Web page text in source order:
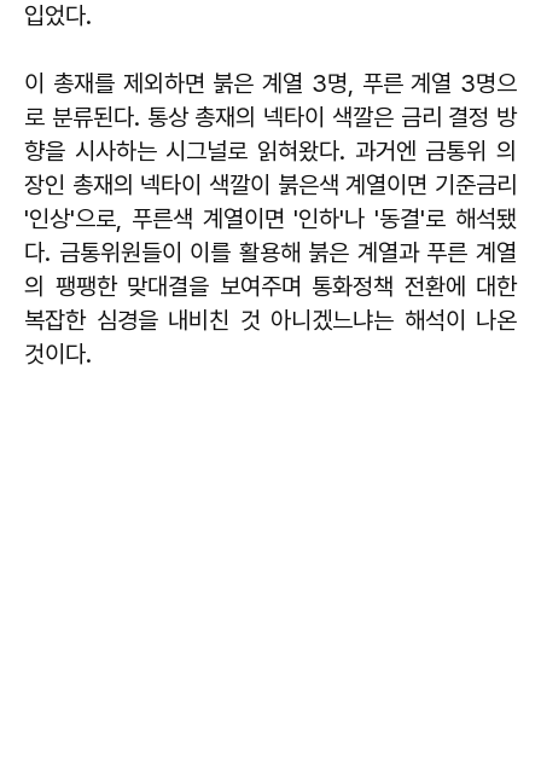
입었다.
이 총재를 제외하면 붉은 계열 3명, 푸른 계열 3명으
로 분류된다. 통상 총재의 넥타이 색깔은 금리 결정 방
향을 시사하는 시그널로 읽혀왔다. 과거엔 금통위 의
장인 총재의 넥타이 색깔이 붉은색 계열이면 기준금리
'인상'으로, 푸른색 계열이면 '인하'나 '동결'로 해석됐
다. 금통위원들이 이를 활용해 붉은 계열과 푸른 계열
의 팽팽한 맞대결을 보여주며 통화정책 전환에 대한
복잡한 심경을 내비친 것 아니겠느냐는 해석이 나온
것이다.